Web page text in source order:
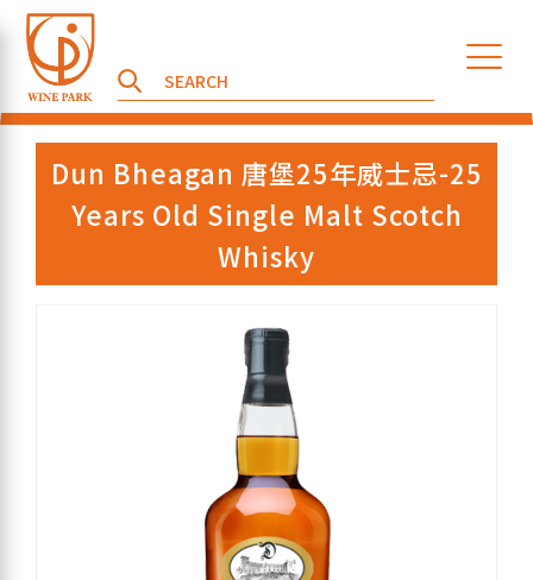
Dun Bheagan 唐堡25年威士忌-25
Years Old Single Malt Scotch
Whisky